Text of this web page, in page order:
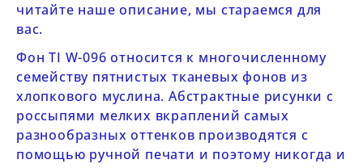
читайте наше описание, мы стараемся для
вас.
Фон TI W-096 относится к многочисленному
семейству пятнистых тканевых фонов из
хлопкового муслина. Абстрактные рисунки с
россыпями мелких вкраплений самых
разнообразных оттенков производятся с
помощью ручной печати и поэтому никогда и